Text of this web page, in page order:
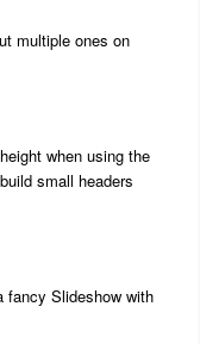
multiple ones on
when using the
small headers
fancy Slideshow with